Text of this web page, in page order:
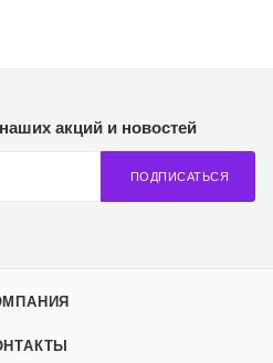
акций и новостей
ПОДПИСАТЬСЯ